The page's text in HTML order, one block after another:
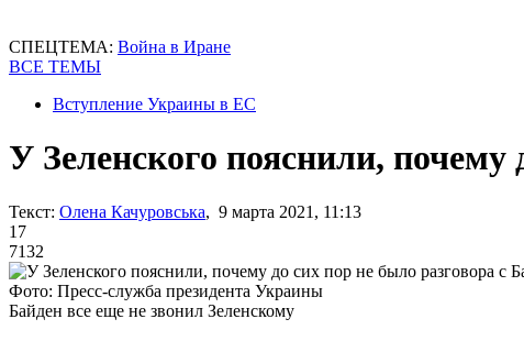
СПЕЦТЕМА: Война в Иране
ВСЕ ТЕМЫ
Вступление Украины в ЕС
У Зеленского пояснили, почему
Текст: Олена Качуровська, 9 марта 2021, 11:13
17
7132
Фото: Пресс-служба президента Украины
Байден все еще не звонил Зеленскому